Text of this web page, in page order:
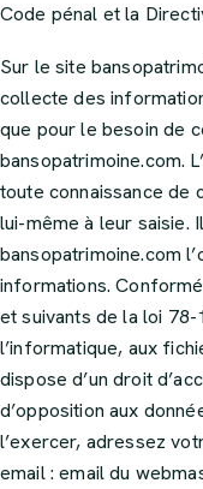
Code pénal et la
Sur le site
collecte des
que pour le besoin de
bansopatrimoine.com.
toute connaissance de
lui-même à leur saisie.
bansopatrimoine.com
informations.
et suivants de la loi
l’informatique, aux
dispose d’un droit
d’opposition aux
l’exercer, adressez
email : email du